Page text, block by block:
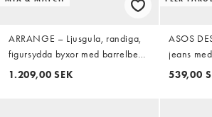
ARRANGE – Ljusgula, randiga,
figursydda byxor med barrelben,
del av set
1.209,00 SEK
ASOS
jeans
och fickor
539,00